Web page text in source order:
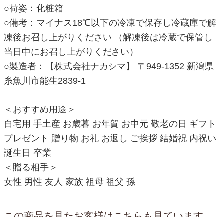
○荷姿：化粧箱
○備考：マイナス18℃以下の冷凍で保存し冷蔵庫で解
凍後お召し上がりください （解凍後は冷蔵で保管し
当日中にお召し上がりください）
○製造者：【株式会社ナカシマ】 〒949-1352 新潟県
糸魚川市能生2839-1
＜おすすめ用途＞
自宅用 手土産 お歳暮 お年賀 お中元 敬老の日 ギフト
プレゼント 贈り物 お礼 お返し ご挨拶 結婚祝 内祝い
誕生日 卒業
＜贈る相手＞
女性 男性 友人 家族 祖母 祖父 孫